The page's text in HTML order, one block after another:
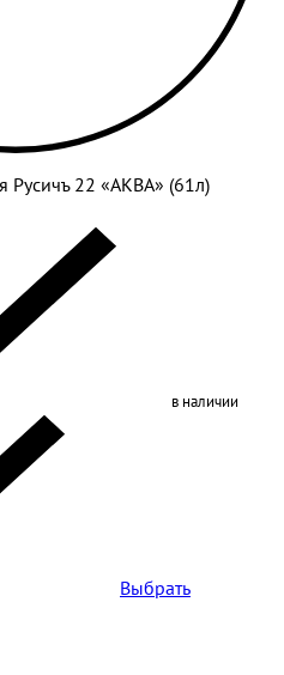
Русичъ 22 «АКВА» (61л)
в наличии
Выбрать